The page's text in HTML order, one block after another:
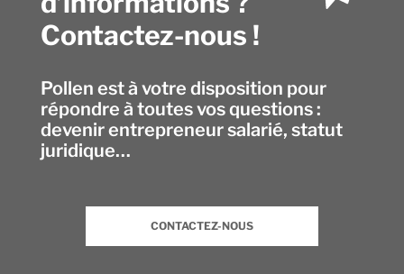
Contactez-nous !
Pollen est à votre disposition pour
répondre à toutes vos questions :
devenir entrepreneur salarié, statut
juridique…
CONTACTEZ-NOUS